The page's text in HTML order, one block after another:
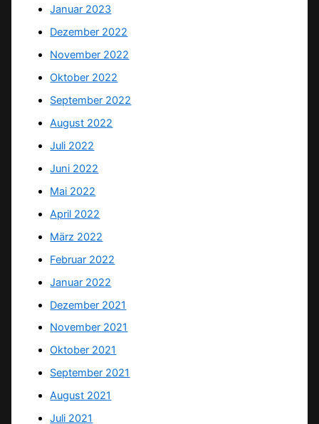
Januar 2023
Dezember 2022
November 2022
Oktober 2022
September 2022
August 2022
Juli 2022
Juni 2022
Mai 2022
April 2022
März 2022
Februar 2022
Januar 2022
Dezember 2021
November 2021
Oktober 2021
September 2021
August 2021
Juli 2021